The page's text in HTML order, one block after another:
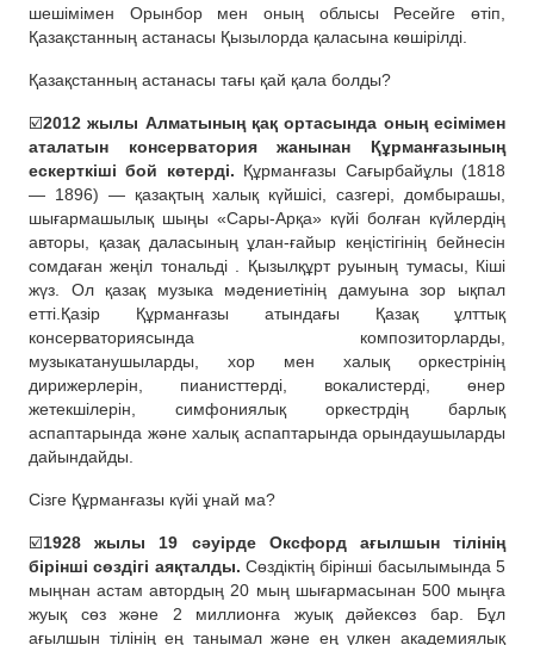
шешімімен Орынбор мен оның облысы Ресейге өтіп,
Қазақстанның астанасы Қызылорда қаласына көшірілді.
Қазақстанның астанасы тағы қай қала болды?
☑️2012 жылы Алматының қақ ортасында оның есімімен
аталатын консерватория жанынан Құрманғазының
ескерткіші бой көтерді. Құрманғазы Сағырбайұлы (1818
— 1896) — қазақтың халық күйшісі, сазгері, домбырашы,
шығармашылық шыңы «Сары-Арқа» күйі болған күйлердің
авторы, қазақ даласының ұлан-ғайыр кеңістігінің бейнесін
сомдаған жеңіл тональді . Қызылқұрт руының тумасы, Кіші
жүз. Ол қазақ музыка мәдениетінің дамуына зор ықпал
етті.Қазір Құрманғазы атындағы Қазақ ұлттық
консерваториясында композиторларды,
музыкатанушыларды, хор мен халық оркестрінің
дирижерлерін, пианисттерді, вокалистерді, өнер
жетекшілерін, симфониялық оркестрдің барлық
аспаптарында және халық аспаптарында орындаушыларды
дайындайды.
Сізге Құрманғазы күйі ұнай ма?
☑️1928 жылы 19 сәуірде Оксфорд ағылшын тілінің
бірінші сөздігі аяқталды. Сөздіктің бірінші басылымында 5
мыңнан астам автордың 20 мың шығармасынан 500 мыңға
жуық сөз және 2 миллионға жуық дәйексөз бар. Бұл
ағылшын тілінің ең танымал және ең үлкен академиялық